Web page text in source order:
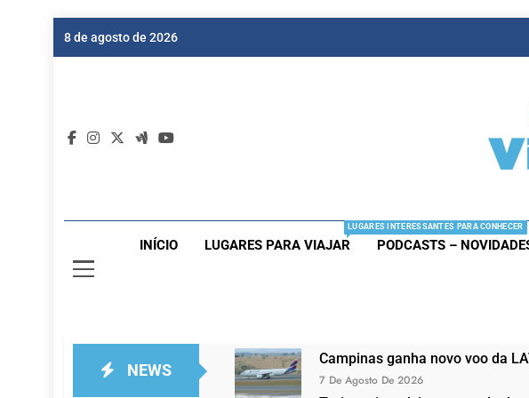
8 de agosto de 2026
INÍCIO LUGARES PARA VIAJAR
LUGARES INTERESSANTES PARA CONHECER
PODCASTS –
NEWS
Campinas ganha novo voo da
7 De Agosto De 2026